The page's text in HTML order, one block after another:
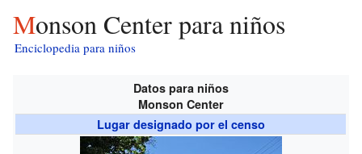
Monson Center para niños
Enciclopedia para niños
Datos para niños
Monson Center
Lugar designado por el censo